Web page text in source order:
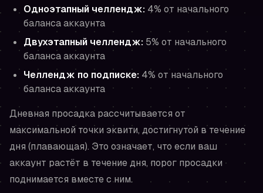
Одноэтапный челлендж: 4% от начального
баланса аккаунта
Двухэтапный челлендж: 5% от начального
баланса аккаунта
Челлендж по подписке: 4% от начального
баланса аккаунта
Дневная просадка рассчитывается от
максимальной точки эквити, достигнутой в течение
дня (плавающая). Это означает, что если ваш
аккаунт растёт в течение дня, порог просадки
поднимается вместе с ним.